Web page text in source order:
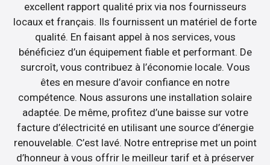
excellent rapport qualité prix via nos fournisseurs
locaux et français. Ils fournissent un matériel de forte
qualité. En faisant appel à nos services, vous
bénéficiez d’un équipement fiable et performant. De
surcroît, vous contribuez à l’économie locale. Vous
êtes en mesure d’avoir confiance en notre
compétence. Nous assurons une installation solaire
adaptée. De même, profitez d’une baisse sur votre
facture d’électricité en utilisant une source d’énergie
renouvelable. C’est lavé. Notre entreprise met un point
d’honneur à vous offrir le meilleur tarif et à préserver